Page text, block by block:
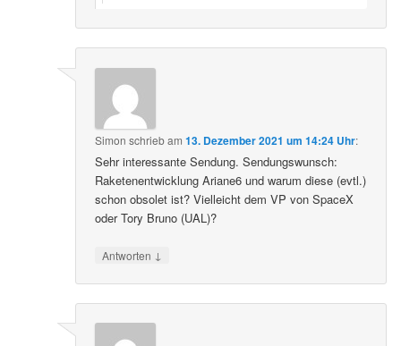
Simon schriebam13. Dezember 2021 um 14:24 Uhr:
Sehr interessante Sendung. Sendungswunsch:
Raketenentwicklung Ariane6 und warum diese (evtl.)
schon obsolet ist? Vielleicht dem VP von SpaceX
oder Tory Bruno (UAL)?
Antworten ↓